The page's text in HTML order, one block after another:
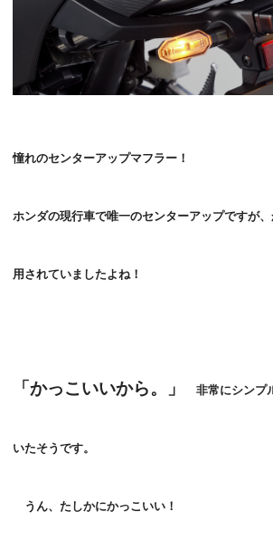
憧れのセンターアップマフラー！
ホンダの現行車で唯一のセンターアップですが
用されていましたよね！
「かっこいいから。」 非常にシンプ
いたそうです。
うん、たしかにかっこいい！